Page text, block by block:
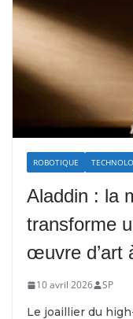
ROBOTIQUE
Aladdin : la
transforme
œuvre d’art
10 avril 2026 SP
Le joaillier du